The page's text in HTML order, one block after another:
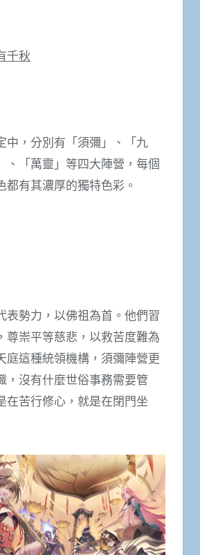
千秋
中，分別有「須彌」、「九
、「萬靈」等四大陣營，每個
都有其濃厚的獨特色彩。
表勢力，以佛祖為首。他們習
尊崇平等慈悲，以救苦度難為
庭這種統領機構，須彌陣營更
，沒有什麼世俗事務需要管
在苦行修心，就是在閉門坐